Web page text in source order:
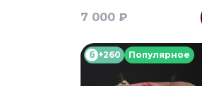
7 000 ₽
б +260 Популярное